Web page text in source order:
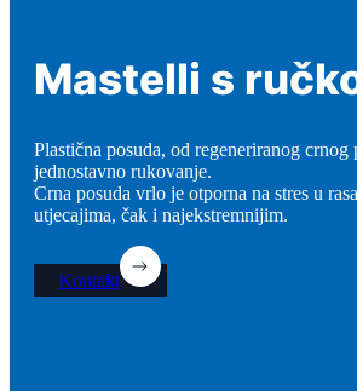
Mastelli s
Plastična posuda, od regeneriranog
jednostavno rukovanje.
Crna posuda vrlo je otporna na stres u
utjecajima, čak i najekstremnijim.
Kontakt